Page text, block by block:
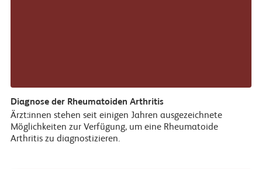
Diagnose der Rheumatoiden Arthritis
Ärzt:innen stehen seit einigen Jahren ausgezeichnete
Möglichkeiten zur Verfügung, um eine Rheumatoide
Arthritis zu diagnostizieren.